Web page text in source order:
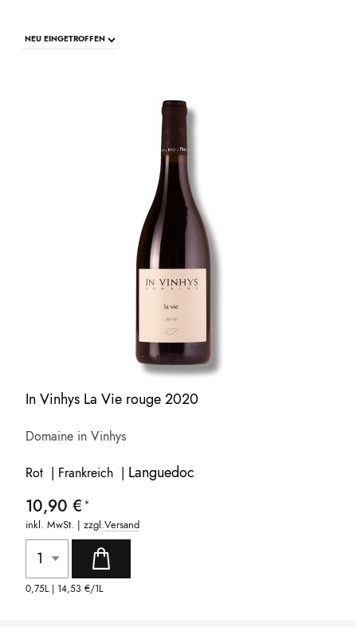
In Vinhys La Vie rouge 2020
Domaine in Vinhys
Rot | Frankreich | Languedoc
10,90 €
inkl. MwSt. | zzgl.Versand
0,75L | 14,53 €/1L